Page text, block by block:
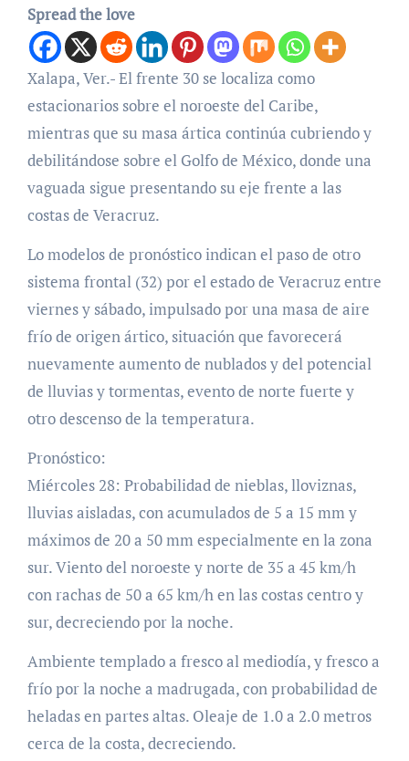
Spread the love
Xalapa, Ver.- El frente 30 se localiza como
estacionarios sobre el noroeste del Caribe,
mientras que su masa ártica continúa cubriendo y
debilitándose sobre el Golfo de México, donde una
vaguada sigue presentando su eje frente a las
costas de Veracruz.
Lo modelos de pronóstico indican el paso de otro
sistema frontal (32) por el estado de Veracruz entre
viernes y sábado, impulsado por una masa de aire
frío de origen ártico, situación que favorecerá
nuevamente aumento de nublados y del potencial
de lluvias y tormentas, evento de norte fuerte y
otro descenso de la temperatura.
Pronóstico:
Miércoles 28: Probabilidad de nieblas, lloviznas,
lluvias aisladas, con acumulados de 5 a 15 mm y
máximos de 20 a 50 mm especialmente en la zona
sur. Viento del noroeste y norte de 35 a 45 km/h
con rachas de 50 a 65 km/h en las costas centro y
sur, decreciendo por la noche.
Ambiente templado a fresco al mediodía, y fresco a
frío por la noche a madrugada, con probabilidad de
heladas en partes altas. Oleaje de 1.0 a 2.0 metros
cerca de la costa, decreciendo.